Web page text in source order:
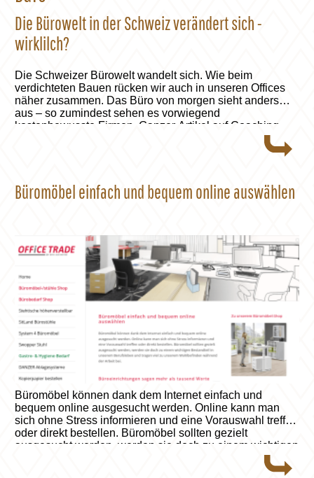
Die Bürowelt in der Schweiz verändert sich -
wirklilch?
Die Schweizer Bürowelt wandelt sich. Wie beim
verdichteten Bauen rücken wir auch in unseren Offices
näher zusammen. Das Büro von morgen sieht anders
aus – so zumindest sehen es vorwiegend
kostenbewusste Firmen. Ganzer Artikel auf Coaching-
Büromöbel einfach und bequem online auswählen
Büromöbel können dank dem Internet einfach und
bequem online ausgesucht werden. Online kann man
sich ohne Stress informieren und eine Vorauswahl treffen
oder direkt bestellen. Büromöbel sollten gezielt
ausgesucht werden, werden sie doch zu einem wichtigen
Bestandteil in unserem Berufsleben und tragen viel zu
unserem Wohlbefinden während der Arbeit bei. Alle Infos